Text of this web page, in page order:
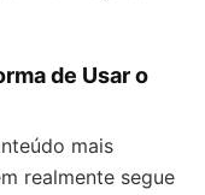
de Usar o
mais
realmente segue